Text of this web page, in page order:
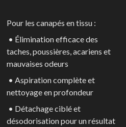
Pour les canapés en tissu :
• Élimination efficace des
taches, poussières, acariens et
mauvaises odeurs
• Aspiration complète et
nettoyage en profondeur
• Détachage ciblé et
désodorisation pour un résultat